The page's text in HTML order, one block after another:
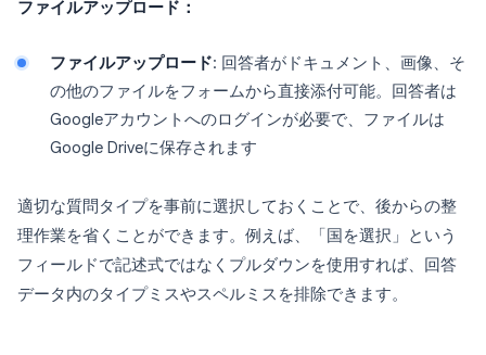
ファイルアップロード：
ファイルアップロード: 回答者がドキュメント、画像、そ
の他のファイルをフォームから直接添付可能。回答者は
Googleアカウントへのログインが必要で、ファイルは
Google Driveに保存されます
適切な質問タイプを事前に選択しておくことで、後からの整
理作業を省くことができます。例えば、「国を選択」という
フィールドで記述式ではなくプルダウンを使用すれば、回答
データ内のタイプミスやスペルミスを排除できます。